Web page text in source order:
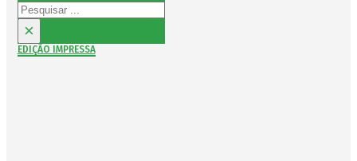
Pesquisar
×
EDIÇÃO IMPRESSA